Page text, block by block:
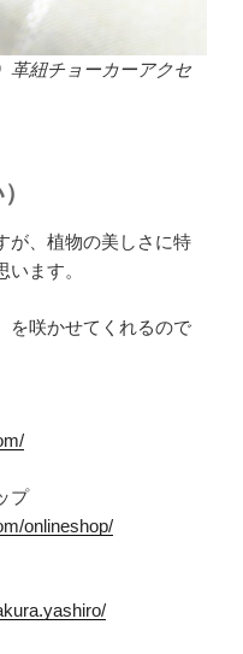
革紐チョーカーアクセ
が、植物の美しさに特
ます。
を咲かせてくれるので
プ
onlineshop/